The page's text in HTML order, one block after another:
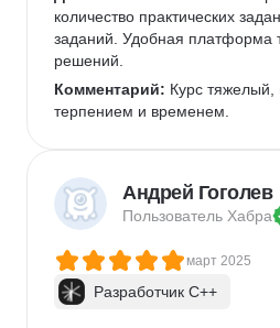
количество практических
заданий. Удобная платформа
решений.
Комментарий: Курс тяжелый,
терпением и временем.
Андрей Гоголев
Пользователь Хабра
март 2025
Разработчик C++